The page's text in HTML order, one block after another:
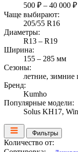
500 ₽ – 40 000 ₽
Чаще выбирают:
205/55 R16
Диаметры:
R13 – R19
Ширина:
155 – 285 мм
Сезоны:
летние,
Бренд:
Kumho
Популярные модели:
Solus KH17,
Фильтры
Количество от: